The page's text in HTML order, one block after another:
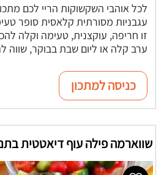
לכל אוהבי השקשוקות הריי לכם
עגבניות מסורתית קלאסית סופר
זו חריפה, עוקצנית, טעימה וקלה
ערב קלה או ליום שבת בבוקר, שווה
כניסה למתכון
שווארמה פילה עוף דיאטטית